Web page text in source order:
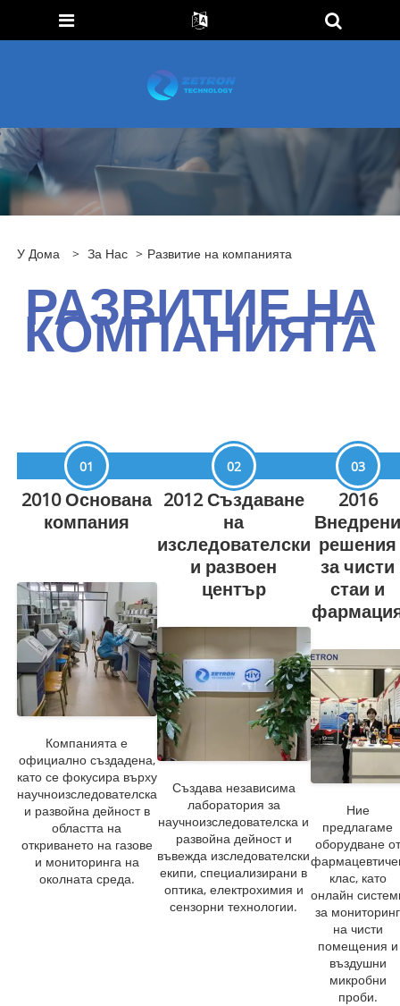
У Дома > За Нас > Развитие на компанията
РАЗВИТИЕ НА
КОМПАНИЯТА
01
2010 Основана
компания
Компанията е
официално създадена,
като се фокусира върху
научноизследователска
и развойна дейност в
областта на
откриването на газове
и мониторинга на
околната среда.
02
2012 Създаване
на
изследователски
и развоен
център
Създава независима
лаборатория за
научноизследователска и
развойна дейност и
въвежда изследователски
екипи, специализирани в
оптика, електрохимия и
сензорни технологии.
03
2016
решения
за чисти
стаи и
Ние
предлагаме
оборудване от
клас, като
онлайн
за мониторинг
на чисти
помещения и
въздушни
микробни
проби.